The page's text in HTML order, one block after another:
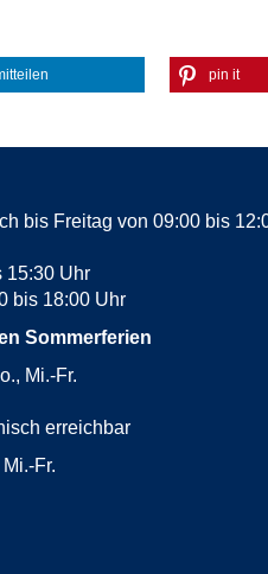
pin it
bis Freitag von 09:00 bis
15:30 Uhr
bis 18:00 Uhr
Sommerferien
Mi.-Fr.
erreichbar
Fr.